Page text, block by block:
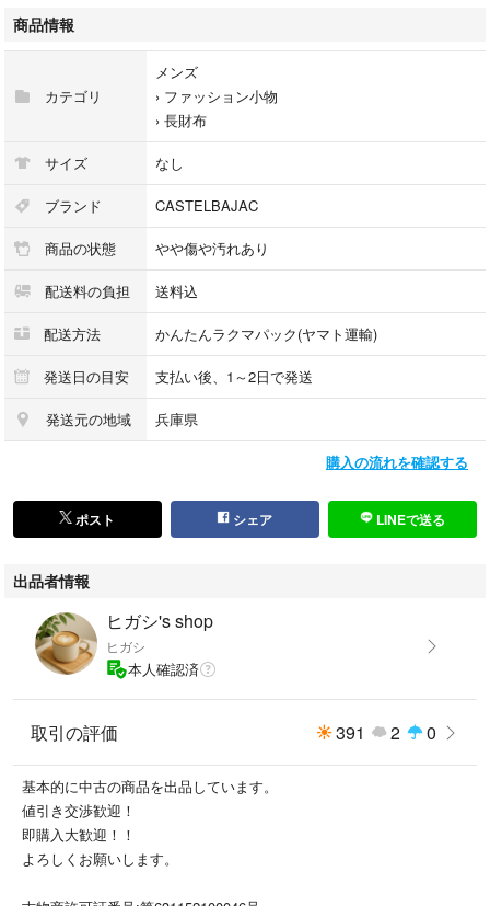
マルチオーガナイザー本体のみ
中古品ですので擦れや汚れなどの使用感はあるものの、まだまだお使いい
ただける状態の商品です。
緩衝材で梱包の上、発送させていただきます。
【定価】
日本流通自主管理協会（AACD）加盟店、
大手リユースストア、古物商オークション、
古物市場などで購入しております。
ブランド：CASTELBAJAC カステルバジャック
品名： Wファスナー財布 マルチオーガナイザー
サイズ：（約）21×14×3cm
素材：レザー 本革 牛革 シボ革
商品情報
カテゴリ
メンズ
› ファッション小物
› 長財布
サイズ なし
ブランド CASTELBAJAC
商品の状態 やや傷や汚れあり
配送料の負担 送料込
配送方法 かんたんラクマパック(ヤマト運輸)
発送日の目安 支払い後、1～2日で発送
発送元の地域 兵庫県
購入の流れを確認する
ポスト シェア LINEで送る
出品者情報
ヒガシ's shop
ヒガシ
本人確認済
取引の評価 391 2 0
基本的に中古の商品を出品しています。
値引き交渉歓迎！
即購入大歓迎！！
よろしくお願いします。